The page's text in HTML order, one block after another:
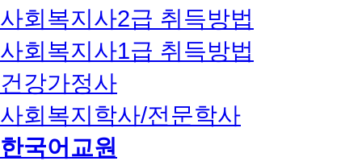
사회복지사2급 취득방법
사회복지사1급 취득방법
건강가정사
사회복지학사/전문학사
한국어교원